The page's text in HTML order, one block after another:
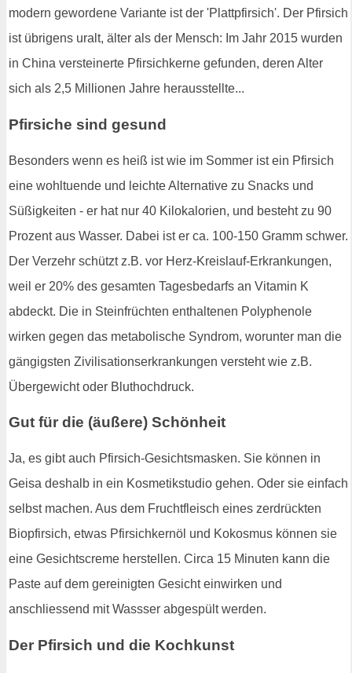
modern gewordene Variante ist der 'Plattpfirsich'. Der Pfirsich
ist übrigens uralt, älter als der Mensch: Im Jahr 2015 wurden
in China versteinerte Pfirsichkerne gefunden, deren Alter
sich als 2,5 Millionen Jahre herausstellte...
Pfirsiche sind gesund
Besonders wenn es heiß ist wie im Sommer ist ein Pfirsich
eine wohltuende und leichte Alternative zu Snacks und
Süßigkeiten - er hat nur 40 Kilokalorien, und besteht zu 90
Prozent aus Wasser. Dabei ist er ca. 100-150 Gramm schwer.
Der Verzehr schützt z.B. vor Herz-Kreislauf-Erkrankungen,
weil er 20% des gesamten Tagesbedarfs an Vitamin K
abdeckt. Die in Steinfrüchten enthaltenen Polyphenole
wirken gegen das metabolische Syndrom, worunter man die
gängigsten Zivilisationserkrankungen versteht wie z.B.
Übergewicht oder Bluthochdruck.
Gut für die (äußere) Schönheit
Ja, es gibt auch Pfirsich-Gesichtsmasken. Sie können in
Geisa deshalb in ein Kosmetikstudio gehen. Oder sie einfach
selbst machen. Aus dem Fruchtfleisch eines zerdrückten
Biopfirsich, etwas Pfirsichkernöl und Kokosmus können sie
eine Gesichtscreme herstellen. Circa 15 Minuten kann die
Paste auf dem gereinigten Gesicht einwirken und
anschliessend mit Wassser abgespült werden.
Der Pfirsich und die Kochkunst